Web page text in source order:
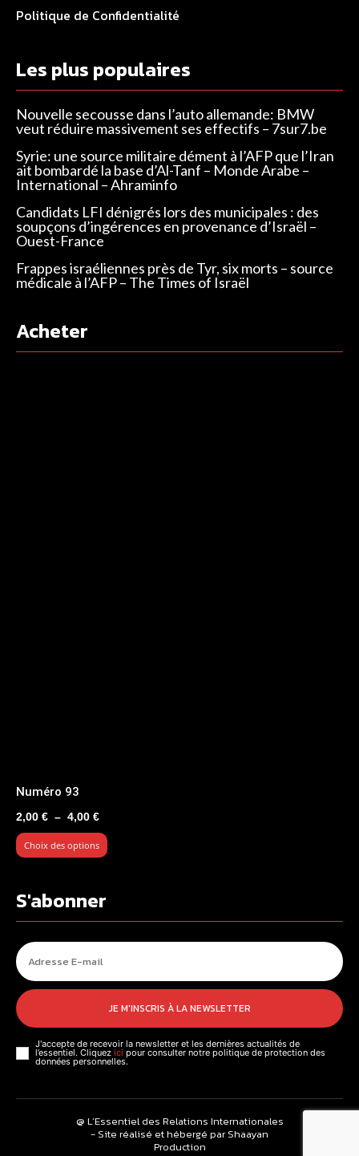
Politique de Confidentialité
Les plus populaires
Nouvelle secousse dans l’auto allemande: BMW
veut réduire massivement ses effectifs – 7sur7.be
Syrie: une source militaire dément à l’AFP que l’Iran
ait bombardé la base d’Al-Tanf – Monde Arabe –
International – Ahraminfo
Candidats LFI dénigrés lors des municipales : des
soupçons d’ingérences en provenance d’Israël –
Ouest-France
Frappes israéliennes près de Tyr, six morts – source
médicale à l’AFP – The Times of Israël
Acheter
Numéro 93
2,00 € – 4,00 €Plage
de
prix :
4,00 €
Choix des options
S'abonner
JE M'INSCRIS À LA NEWSLETTER
J'accepte de recevoir la newsletter et les dernières actualités de
l’essentiel. Cliquez ici pour consulter notre politique de protection des
données personnelles.
@ L’Essentiel des Relations Internationales
- Site réalisé et hébergé par Shaayan
Production